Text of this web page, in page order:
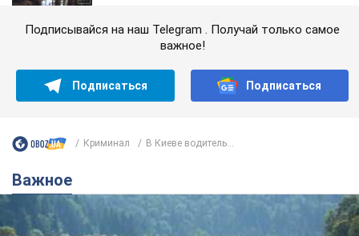
Подписывайся на наш Telegram . Получай только самое
важное!
Подписаться Подписаться
Криминал В Киеве водитель...
Важное